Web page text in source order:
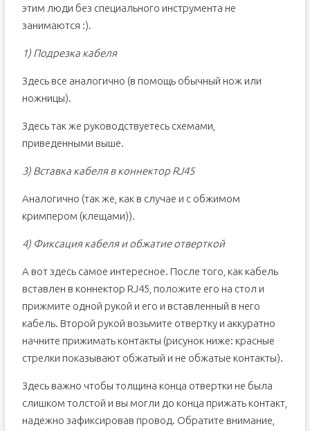
этим люди без специального инструмента не
занимаются :).
1) Подрезка кабеля
Здесь все аналогично (в помощь обычный нож или
ножницы).
Здесь так же руководствуетесь схемами,
приведенными выше.
3) Вставка кабеля в коннектор RJ45
Аналогично (так же, как в случае и с обжимом
кримпером (клещами)).
4) Фиксация кабеля и обжатие отверткой
А вот здесь самое интересное. После того, как кабель
вставлен в коннектор RJ45, положите его на стол и
прижмите одной рукой и его и вставленный в него
кабель. Второй рукой возьмите отвертку и аккуратно
начните прижимать контакты (рисунок ниже: красные
стрелки показывают обжатый и не обжатые контакты).
Здесь важно чтобы толщина конца отвертки не была
слишком толстой и вы могли до конца прижать контакт,
надежно зафиксировав провод. Обратите внимание,